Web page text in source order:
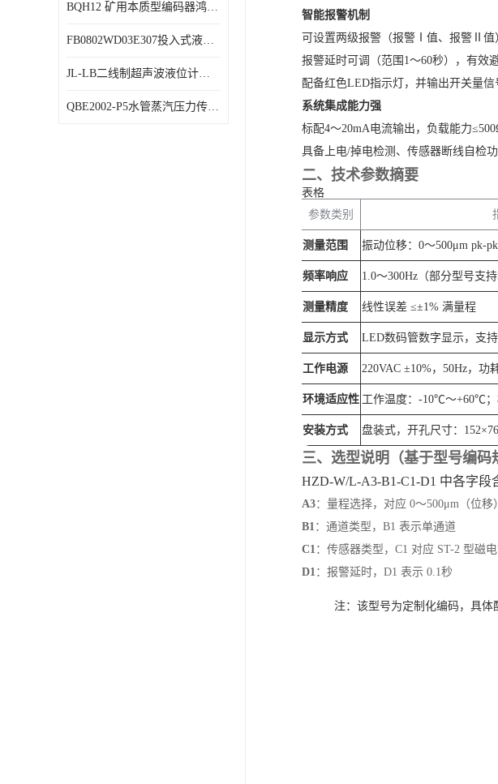
BQH12 矿用本质型编码器鸿泰产品实物展示
FB0802WD03E307投入式液位计鸿泰产品选型参数
JL-LB二线制超声波液位计鸿泰产品外形美观大方
QBE2002-P5水管蒸汽压力传感器西门子产品技术规格
智能报警机制
可设置两级报警（报警Ⅰ值、报警Ⅱ值
报警延时可调（范围1～60秒），有效
配备红色LED指示灯，并输出开关量
系统集成能力强
标配4～20mA电流输出，负载能力
具备上电/掉电检测、传感器断线自检
二、技术参数摘要
表格
参数类别
测量范围 振动位移：0～500μm pk-
频率响应 1.0～300Hz（部分型号支持
测量精度 线性误差 ≤±1% 满量程
显示方式 LED数码管数字显示，支
工作电源 220VAC ±10%，50Hz，功
环境适应性 工作温度：-10℃～+60℃；
安装方式 盘装式，开孔尺寸：
三、选型说明（基于型号编码
HZD-W/L-A3-B1-C1-D1 中各字段
A3：量程选择，对应 0～500μm（位移
B1‌：通道类型，B1 表示单通道
C1：传感器类型，C1 对应 ST-2 型磁
D1‌：报警延时，D1 表示 0.1秒
注：该型号为定制化编码，具体